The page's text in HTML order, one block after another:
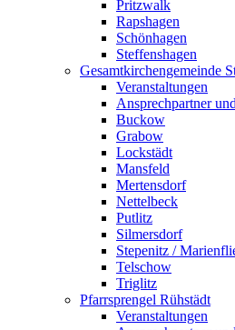
Pritzwalk
Rapshagen
Schönhagen
Steffenshagen
Gesamtkirchengemeinde
Veranstaltungen
Ansprechpartner
Buckow
Grabow
Lockstädt
Mansfeld
Mertensdorf
Nettelbeck
Putlitz
Silmersdorf
Stepenitz /
Telschow
Triglitz
Pfarrsprengel Rühstädt
Veranstaltungen